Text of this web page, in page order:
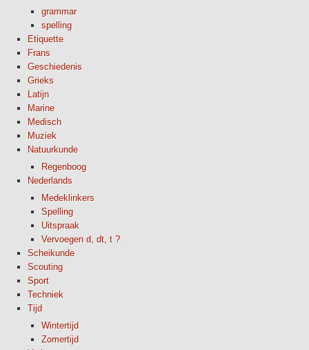
grammar
spelling
Etiquette
Frans
Geschiedenis
Grieks
Latijn
Marine
Medisch
Muziek
Natuurkunde
Regenboog
Nederlands
Medeklinkers
Spelling
Uitspraak
Vervoegen d, dt, t ?
Scheikunde
Scouting
Sport
Techniek
Tijd
Wintertijd
Zomertijd